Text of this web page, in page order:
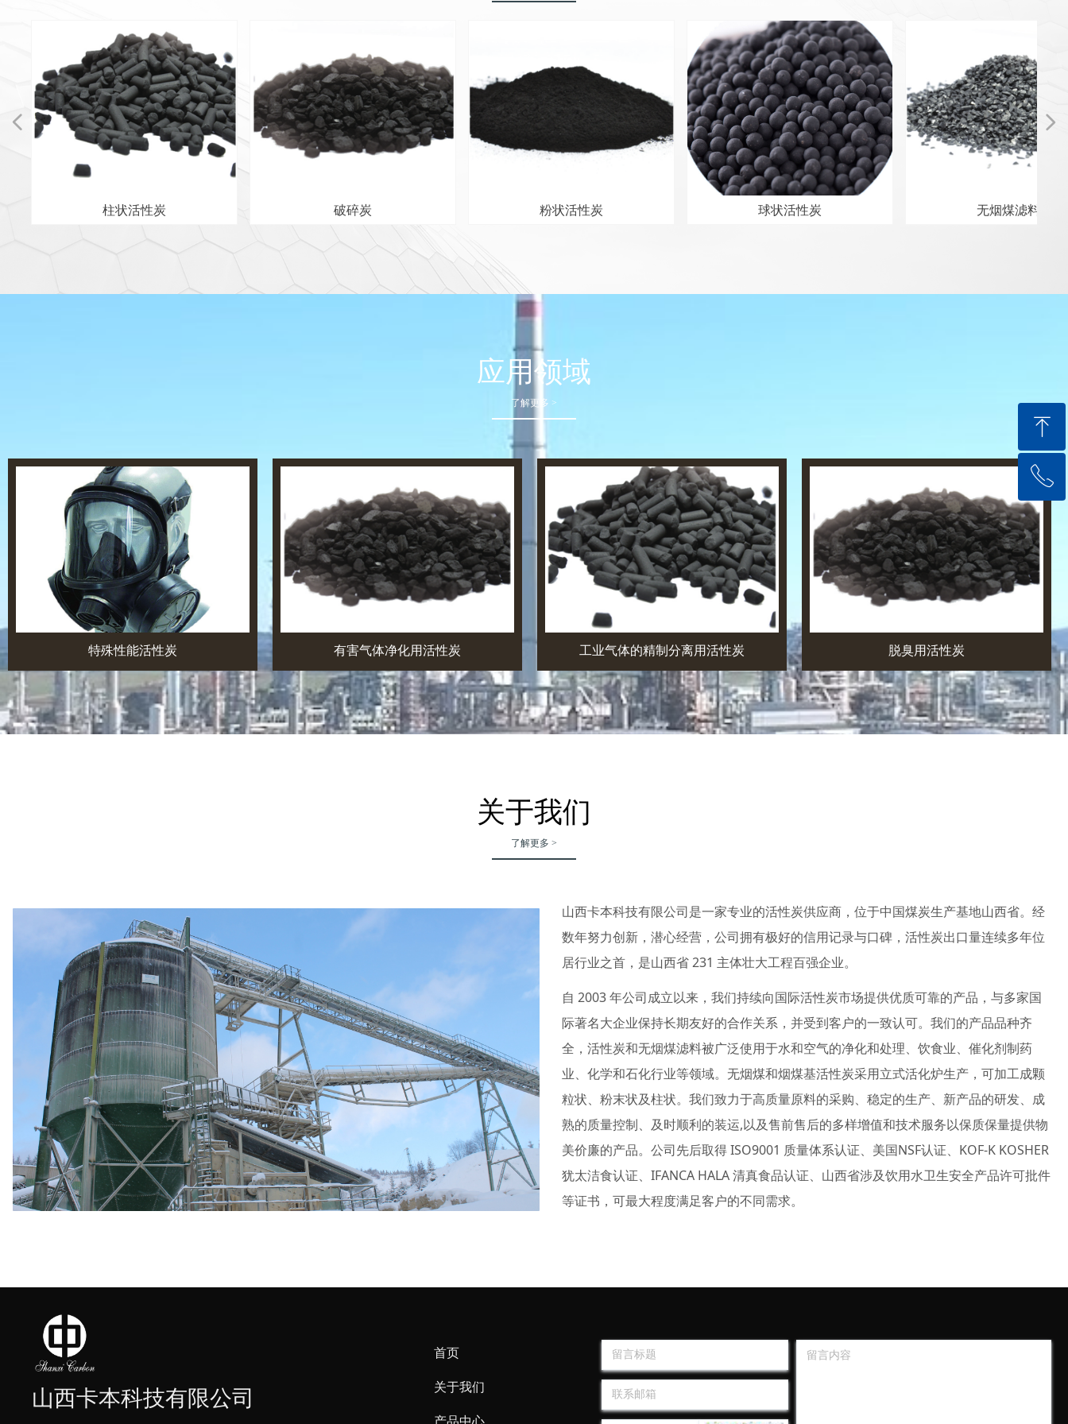
柱状活性炭 破碎炭 粉状活性炭 球状活性炭 无烟煤滤料
넳 넲
应用领域
了解更多 >
特殊性能活性炭 有害气体净化用活性炭 工业气体的精制分离用活性炭 脱臭用活性炭
关于我们
了解更多 >
山西卡本科技有限公司是一家专业的活性炭供应商，位于中国煤炭生产基地山西省。经
数年努力创新，潜心经营，公司拥有极好的信用记录与口碑，活性炭出口量连续多年位
居行业之首，是山西省 231 主体壮大工程百强企业。
自 2003 年公司成立以来，我们持续向国际活性炭市场提供优质可靠的产品，与多家国
际著名大企业保持长期友好的合作关系，并受到客户的一致认可。我们的产品品种齐
全，活性炭和无烟煤滤料被广泛使用于水和空气的净化和处理、饮食业、催化剂制药
业、化学和石化行业等领域。无烟煤和烟煤基活性炭采用立式活化炉生产，可加工成颗
粒状、粉末状及柱状。我们致力于高质量原料的采购、稳定的生产、新产品的研发、成
熟的质量控制、及时顺利的装运,以及售前售后的多样增值和技术服务以保质保量提供物
美价廉的产品。公司先后取得 ISO9001 质量体系认证、美国NSF认证、KOF-K KOSHER
犹太洁食认证、IFANCA HALA 清真食品认证、山西省涉及饮用水卫生安全产品许可批件
等证书，可最大程度满足客户的不同需求。
山西卡本科技有限公司
首页
关于我们
产品中心
ꁸ
回到顶部
ꂅ